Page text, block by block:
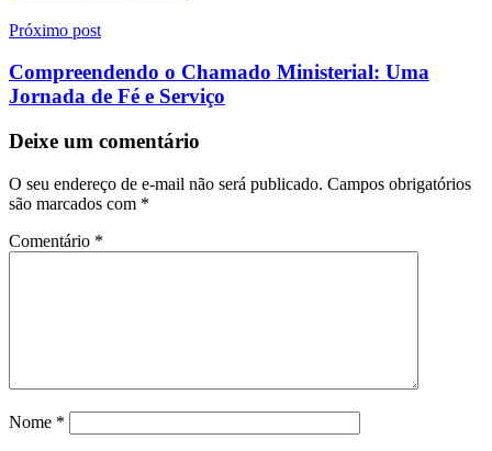
Próximo post
Compreendendo o Chamado Ministerial: Uma
Jornada de Fé e Serviço
Deixe um comentário
O seu endereço de e-mail não será publicado. Campos obrigatórios
são marcados com *
Comentário *
Nome *